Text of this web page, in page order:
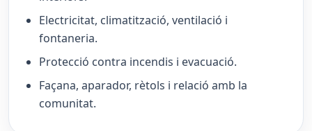
Electricitat, climatització, ventilació i
fontaneria.
Protecció contra incendis i evacuació.
Façana, aparador, rètols i relació amb la
comunitat.